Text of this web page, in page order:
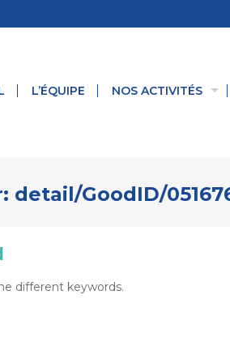
L’ÉQUIPE NOS ACTIVITÉS
detail/GoodID/
different keywords.